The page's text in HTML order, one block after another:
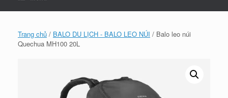
Trang chủ / BALO DU LỊCH - BALO LEO NÚI / Balo leo núi
Quechua MH100 20L